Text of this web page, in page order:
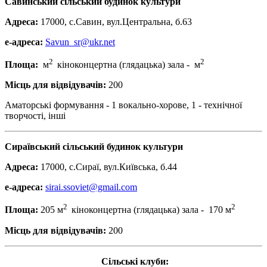
Адреса: 17000, с.Савин, вул.Центральна, б.63
е-адреса: Savun_sr@ukr.net
Площа: м2 кіноконцертна (глядацька) зала - м2
Місць для відвідувачів: 200
Аматорські формування - 1 вокально-хорове, 1 - технічної
творчості, інші
Сираївський сільський будинок культури
Адреса: 17000, с.Сираї, вул.Київська, б.44
е-адреса: sirai.ssoviet@gmail.com
Площа: 205 м2 кіноконцертна (глядацька) зала - 170 м2
Місць для відвідувачів: 200
Сільські клуби: